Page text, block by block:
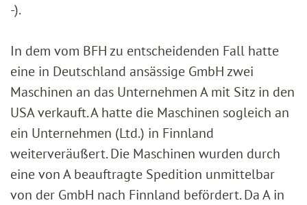
-).
In dem vom BFH zu entscheidenden Fall hatte
eine in Deutschland ansässige GmbH zwei
Maschinen an das Unternehmen A mit Sitz in den
USA verkauft. A hatte die Maschinen sogleich an
ein Unternehmen (Ltd.) in Finnland
weiterveräußert. Die Maschinen wurden durch
eine von A beauftragte Spedition unmittelbar
von der GmbH nach Finnland befördert. Da A in